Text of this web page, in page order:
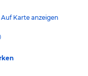
Auf Karte anzeigen